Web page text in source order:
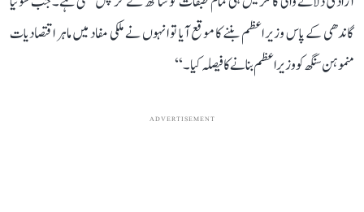
گاندھی کے پاس وزیر اعظم بننے کا موقع آیا تو انہوں نے ملکی مفاد میں ماہر اقتصادیات
منموہن سنگھ کو وزیر اعظم بنانے کا فیصلہ کیا۔‘‘
ADVERTISEMENT